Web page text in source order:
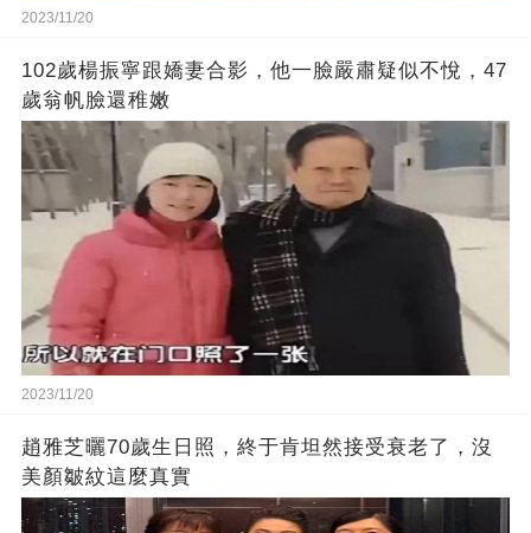
2023/11/20
102歲楊振寧跟嬌妻合影，他一臉嚴肅疑似不悅，47
歲翁帆臉還稚嫩
2023/11/20
趙雅芝曬70歲生日照，終于肯坦然接受衰老了，沒
美顏皺紋這麼真實